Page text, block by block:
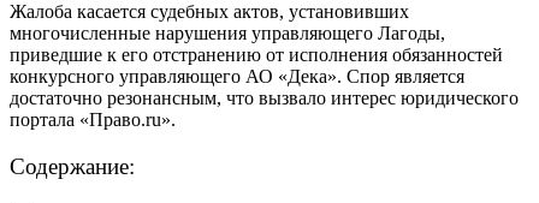
Жалоба касается судебных актов, установивших
многочисленные нарушения управляющего Лагоды,
приведшие к его отстранению от исполнения обязанностей
конкурсного управляющего АО «Дека». Спор является
достаточно резонансным, что вызвало интерес юридического
портала «Право.ru».
Содержание: